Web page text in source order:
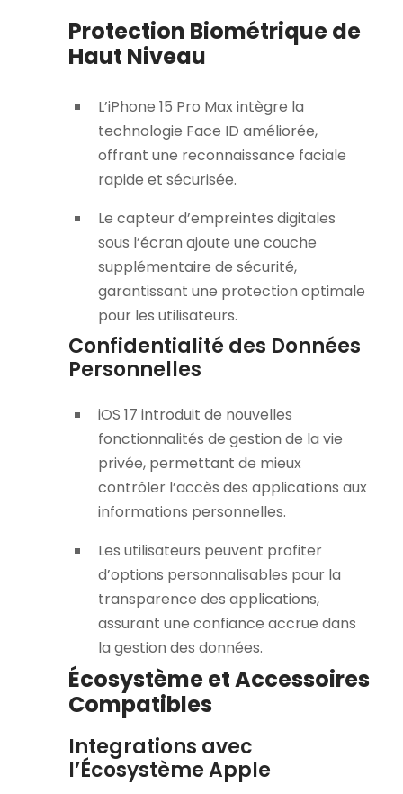
Protection Biométrique de
Haut Niveau
L’iPhone 15 Pro Max intègre la
technologie Face ID améliorée,
offrant une reconnaissance faciale
rapide et sécurisée.
Le capteur d’empreintes digitales
sous l’écran ajoute une couche
supplémentaire de sécurité,
garantissant une protection optimale
pour les utilisateurs.
Confidentialité des Données
Personnelles
iOS 17 introduit de nouvelles
fonctionnalités de gestion de la vie
privée, permettant de mieux
contrôler l’accès des applications aux
informations personnelles.
Les utilisateurs peuvent profiter
d’options personnalisables pour la
transparence des applications,
assurant une confiance accrue dans
la gestion des données.
Écosystème et Accessoires
Compatibles
Integrations avec
l’Écosystème Apple